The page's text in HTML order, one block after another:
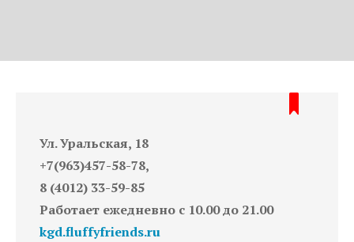
Ул. Уральская, 18
+7(963)457-58-78,
8 (4012) 33-59-85
Работает ежедневно с 10.00 до 21.00
kgd.fluffyfriends.ru